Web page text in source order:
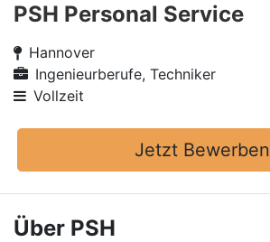
PSH Personal Service
Hannover
Ingenieurberufe, Techniker
Vollzeit
Jetzt Bewerben
Über PSH